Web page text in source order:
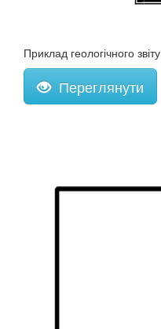
Приклад геологічного звіту
Переглянути